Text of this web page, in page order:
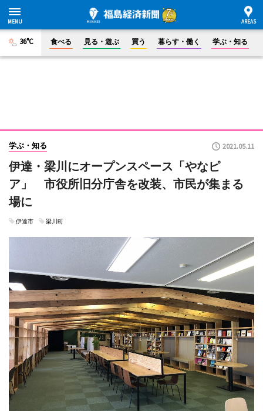
36°C 食べる 見る・遊ぶ 買う 暮らす・働く 学ぶ・知る
学ぶ・知る 2021.05.11
伊達・梁川にオープンスペース「やなピ
ア」 市役所旧分庁舎を改装、市民が集まる
場に
伊達市 梁川町